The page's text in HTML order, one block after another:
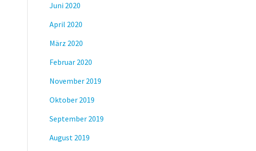
Juni 2020
April 2020
März 2020
Februar 2020
November 2019
Oktober 2019
September 2019
August 2019